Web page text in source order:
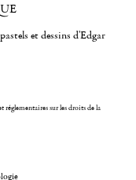
et dessins d'Edgar
réglementaires sur les droits de la